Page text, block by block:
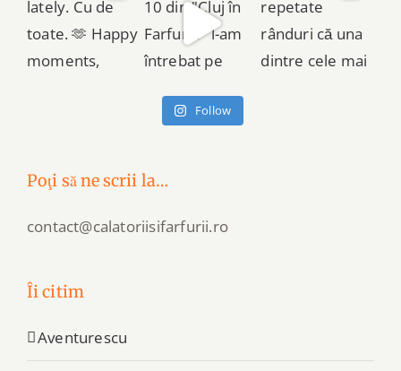
Follow
Poţi să ne scrii la…
contact@calatoriisifarfurii.ro
Îi citim
Aventurescu